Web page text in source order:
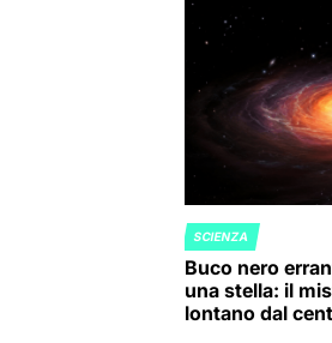
POSTED
IN
SCIENZA
Buco nero
una stella: il
lontano dal